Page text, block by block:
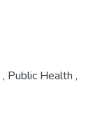
, Public Health ,